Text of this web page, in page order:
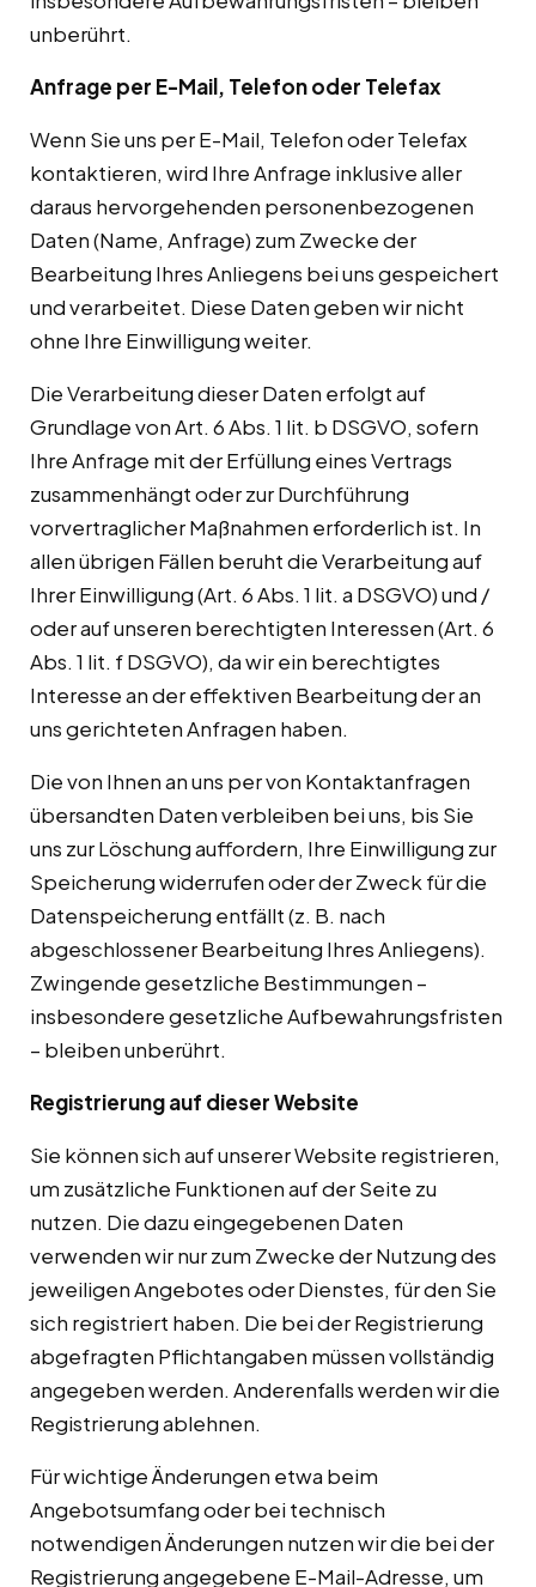
unberührt.
Anfrage per E-Mail, Telefon oder Telefax
Wenn Sie uns per E-Mail, Telefon oder Telefax
kontaktieren, wird Ihre Anfrage inklusive aller
daraus hervorgehenden personenbezogenen
Daten (Name, Anfrage) zum Zwecke der
Bearbeitung Ihres Anliegens bei uns gespeichert
und verarbeitet. Diese Daten geben wir nicht
ohne Ihre Einwilligung weiter.
Die Verarbeitung dieser Daten erfolgt auf
Grundlage von Art. 6 Abs. 1 lit. b DSGVO, sofern
Ihre Anfrage mit der Erfüllung eines Vertrags
zusammenhängt oder zur Durchführung
vorvertraglicher Maßnahmen erforderlich ist. In
allen übrigen Fällen beruht die Verarbeitung auf
Ihrer Einwilligung (Art. 6 Abs. 1 lit. a DSGVO) und /
oder auf unseren berechtigten Interessen (Art. 6
Abs. 1 lit. f DSGVO), da wir ein berechtigtes
Interesse an der effektiven Bearbeitung der an
uns gerichteten Anfragen haben.
Die von Ihnen an uns per von Kontaktanfragen
übersandten Daten verbleiben bei uns, bis Sie
uns zur Löschung auffordern, Ihre Einwilligung zur
Speicherung widerrufen oder der Zweck für die
Datenspeicherung entfällt (z. B. nach
abgeschlossener Bearbeitung Ihres Anliegens).
Zwingende gesetzliche Bestimmungen –
insbesondere gesetzliche Aufbewahrungsfristen
– bleiben unberührt.
Registrierung auf dieser Website
Sie können sich auf unserer Website registrieren,
um zusätzliche Funktionen auf der Seite zu
nutzen. Die dazu eingegebenen Daten
verwenden wir nur zum Zwecke der Nutzung des
jeweiligen Angebotes oder Dienstes, für den Sie
sich registriert haben. Die bei der Registrierung
abgefragten Pflichtangaben müssen vollständig
angegeben werden. Anderenfalls werden wir die
Registrierung ablehnen.
Für wichtige Änderungen etwa beim
Angebotsumfang oder bei technisch
notwendigen Änderungen nutzen wir die bei der
Registrierung angegebene E-Mail-Adresse, um